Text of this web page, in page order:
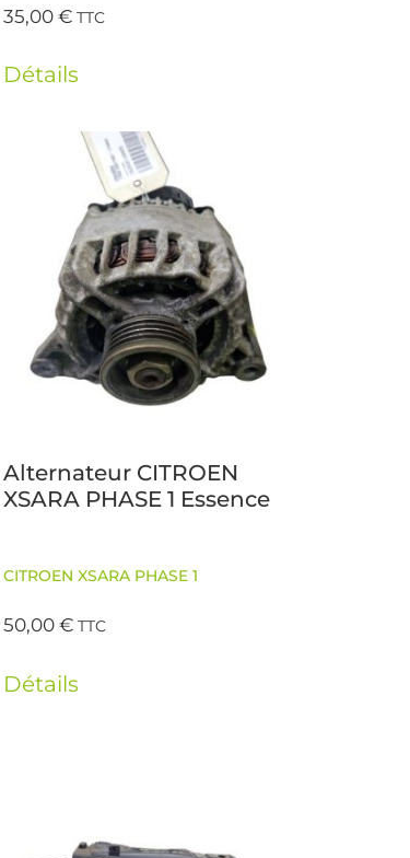
35,00€ TTC
Détails
Alternateur CITROEN
XSARA PHASE 1 Essence
CITROEN XSARA PHASE 1
50,00€ TTC
Détails